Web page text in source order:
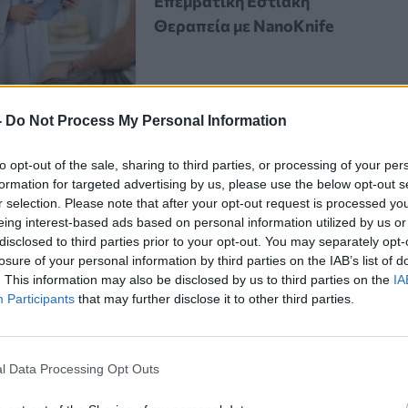
Do Not Process My Personal Information
opt-out of the sale, sharing to third parties, or processing of your
for targeted advertising by us, please use the below opt-out
selection. Please note that after your opt-out request is processed
interest-based ads based on personal information utilized by us
to third parties prior to your opt-out. You may separately
of your personal information by third parties on the IAB’s list of
This information may also be disclosed by us to third parties on the
Participants that may further disclose it to other third parties.
Data Processing Opt Outs
Θεραπεία με NanoKnife
3 Ιανουαρίου στο περιοδικό
των σπερματοζωαρίων
στρεςστην παιδική τους ηλικία.
επηρεάζει τα